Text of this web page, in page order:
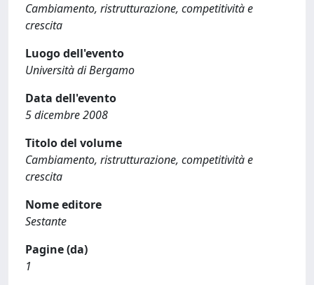
Cambiamento, ristrutturazione, competitività e
crescita
Luogo dell'evento
Università di Bergamo
Data dell'evento
5 dicembre 2008
Titolo del volume
Cambiamento, ristrutturazione, competitività e
crescita
Nome editore
Sestante
Pagine (da)
1